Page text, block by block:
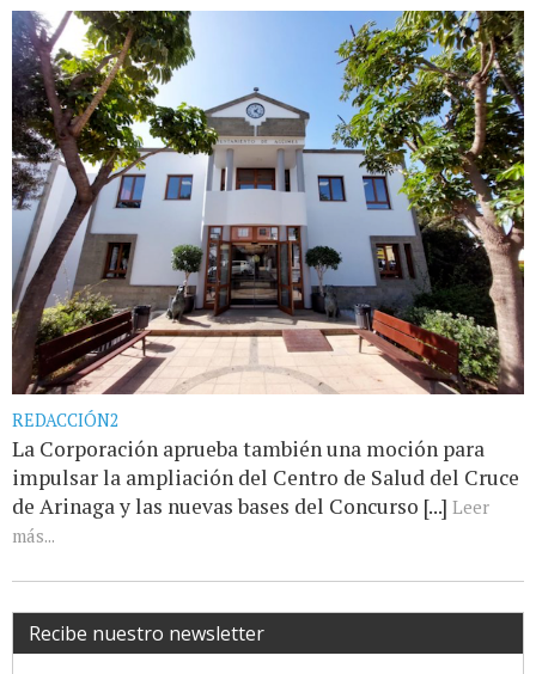
REDACCIÓN2
La Corporación aprueba también una moción para
impulsar la ampliación del Centro de Salud del Cruce
de Arinaga y las nuevas bases del Concurso [...] Leer
más...
Recibe nuestro newsletter